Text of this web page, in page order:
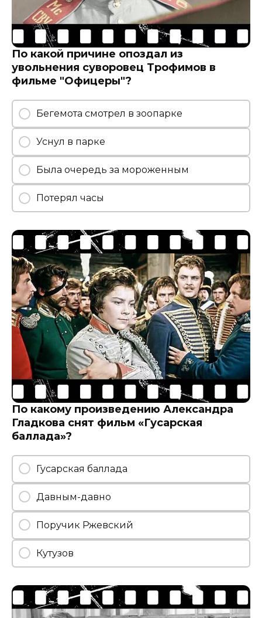
По какой причине опоздал из
увольнения суворовец Трофимов в
фильме "Офицеры"?
Бегемота смотрел в зоопарке
Уснул в парке
Была очередь за мороженным
Потерял часы
По какому произведению Александра
Гладкова снят фильм «Гусарская
баллада»?
Гусарская баллада
Давным-давно
Поручик Ржевский
Кутузов